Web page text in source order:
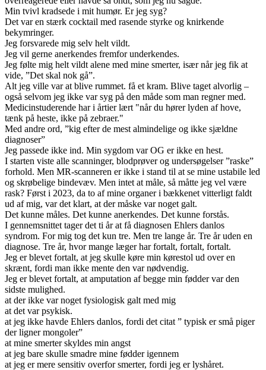
Min tvivl kradsede i mit humør. Er jeg syg?
Det var en stærk cocktail med rasende styrke og knirkende
bekymringer.
Jeg forsvarede mig selv helt vildt.
Jeg vil gerne anerkendes fremfor underkendes.
Jeg følte mig helt vildt alene med mine smerter, især når jeg fik at
vide, ”Det skal nok gå”.
Alt jeg ville var at blive rummet. få et kram. Blive taget alvorlig –
også selvom jeg ikke var syg på den måde som man regner med.
Medicinstuderende har i årtier lært "når du hører lyden af hove,
tænk på heste, ikke på zebraer."
Med andre ord, ”kig efter de mest almindelige og ikke sjældne
diagnoser”
Jeg passede ikke ind. Min sygdom var OG er ikke en hest.
I starten viste alle scanninger, blodprøver og undersøgelser ”raske”
forhold. Men MR-scanneren er ikke i stand til at se mine ustabile led
og skrøbelige bindevæv. Men intet at måle, så måtte jeg vel være
rask? Først i 2023, da to af mine organer i bækkenet vitterligt faldt
ud af mig, var det klart, at der måske var noget galt.
Det kunne måles. Det kunne anerkendes. Det kunne forstås.
I gennemsnittet tager det ti år at få diagnosen Ehlers danlos
syndrom. For mig tog det kun tre. Men tre lange år. Tre år uden en
diagnose. Tre år, hvor mange læger har fortalt, fortalt, fortalt.
Jeg er blevet fortalt, at jeg skulle køre min kørestol ud over en
skrænt, fordi man ikke mente den var nødvendig.
Jeg er blevet fortalt, at amputation af begge min fødder var den
sidste mulighed.
at der ikke var noget fysiologisk galt med mig
at det var psykisk.
at jeg ikke havde Ehlers danlos, fordi det citat ” typisk er små piger
der ligner mongoler”
at mine smerter skyldes min angst
at jeg bare skulle smadre mine fødder igennem
at jeg er mere sensitiv overfor smerter, fordi jeg er lyshåret.